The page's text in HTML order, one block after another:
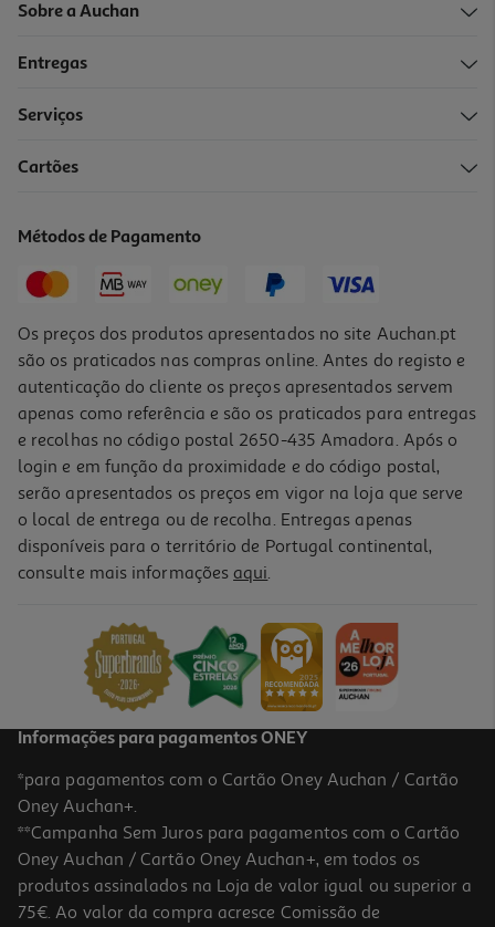
Cabo Usbc To Usbc Qilive 600183143 Branco 0.6m 3a
Sobre a Auchan
Entregas
Serviços
Cartões
Métodos de Pagamento
Os preços dos produtos apresentados no site Auchan.pt
são os praticados nas compras online. Antes do registo e
autenticação do cliente os preços apresentados servem
apenas como referência e são os praticados para entregas
e recolhas no código postal 2650-435 Amadora. Após o
login e em função da proximidade e do código postal,
serão apresentados os preços em vigor na loja que serve
o local de entrega ou de recolha. Entregas apenas
disponíveis para o território de Portugal continental,
consulte mais informações aqui.
Informações para pagamentos ONEY
*para pagamentos com o Cartão Oney Auchan / Cartão
Oney Auchan+.
**Campanha Sem Juros para pagamentos com o Cartão
Oney Auchan / Cartão Oney Auchan+, em todos os
produtos assinalados na Loja de valor igual ou superior a
75€. Ao valor da compra acresce Comissão de